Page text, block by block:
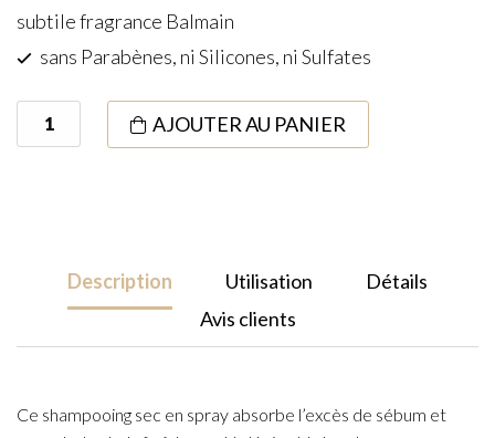
subtile fragrance Balmain
sans Parabènes, ni Silicones, ni Sulfates
quantité
de
AJOUTER AU PANIER
Description Utilisation
Détails
Avis clients
Ce shampooing sec en spray absorbe l’excès de sébum et